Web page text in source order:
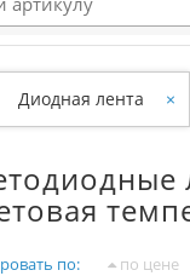
Диодная лента ×
по: по цене